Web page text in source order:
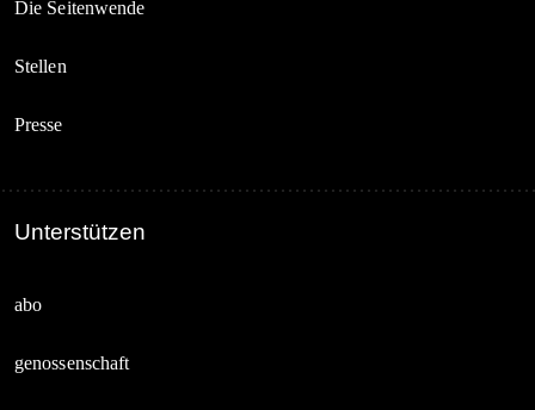
Die Seitenwende
Stellen
Presse
Unterstützen
abo
genossenschaft